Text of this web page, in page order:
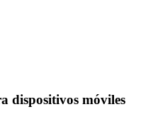
dispositivos móviles